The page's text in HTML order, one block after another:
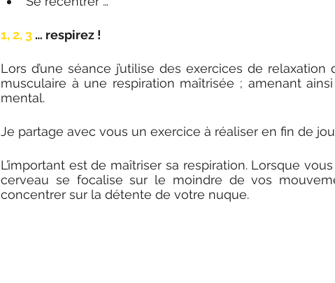
1, 2, 3 … respirez !
Lors d’une séance j’utilise des exercices de
musculaire à une respiration maîtrisée ; amenant
mental.
Je partage avec vous un exercice à réaliser en fin de
L’important est de maîtriser sa respiration. Lorsque
cerveau se focalise sur le moindre de vos
concentrer sur la détente de votre nuque.